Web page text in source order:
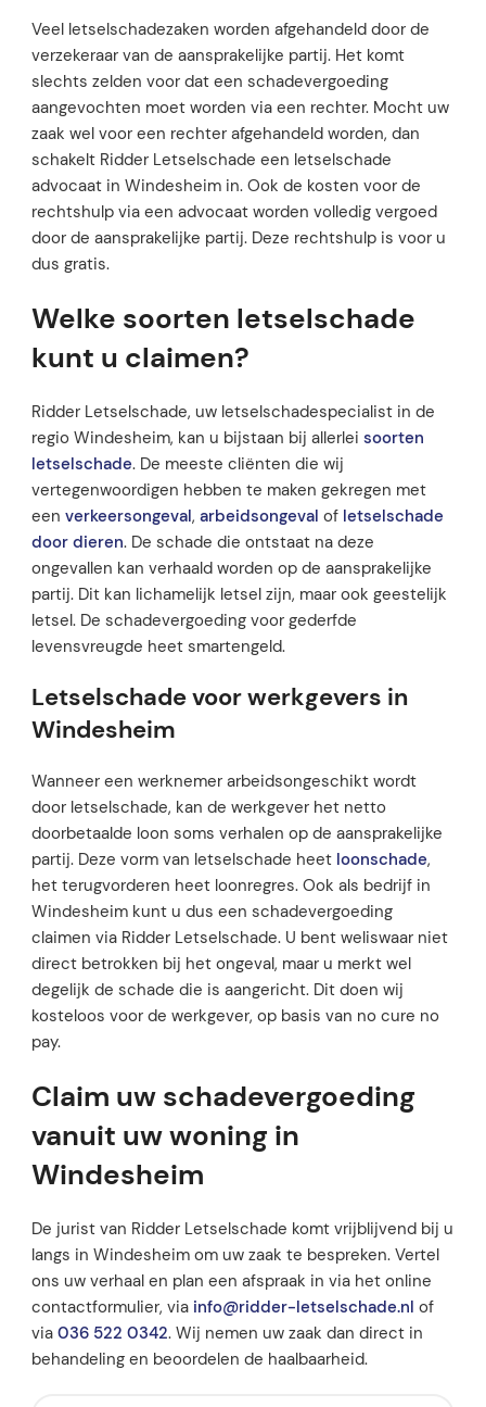
Veel letselschadezaken worden afgehandeld door de
verzekeraar van de aansprakelijke partij. Het komt
slechts zelden voor dat een schadevergoeding
aangevochten moet worden via een rechter. Mocht uw
zaak wel voor een rechter afgehandeld worden, dan
schakelt Ridder Letselschade een letselschade
advocaat in Windesheim in. Ook de kosten voor de
rechtshulp via een advocaat worden volledig vergoed
door de aansprakelijke partij. Deze rechtshulp is voor u
dus gratis.
Welke soorten letselschade
kunt u claimen?
Ridder Letselschade, uw letselschadespecialist in de
regio Windesheim, kan u bijstaan bij allerlei soorten
letselschade. De meeste cliënten die wij
vertegenwoordigen hebben te maken gekregen met
een verkeersongeval, arbeidsongeval of letselschade
door dieren. De schade die ontstaat na deze
ongevallen kan verhaald worden op de aansprakelijke
partij. Dit kan lichamelijk letsel zijn, maar ook geestelijk
letsel. De schadevergoeding voor gederfde
levensvreugde heet smartengeld.
Letselschade voor werkgevers in
Windesheim
Wanneer een werknemer arbeidsongeschikt wordt
door letselschade, kan de werkgever het netto
doorbetaalde loon soms verhalen op de aansprakelijke
partij. Deze vorm van letselschade heet loonschade,
het terugvorderen heet loonregres. Ook als bedrijf in
Windesheim kunt u dus een schadevergoeding
claimen via Ridder Letselschade. U bent weliswaar niet
direct betrokken bij het ongeval, maar u merkt wel
degelijk de schade die is aangericht. Dit doen wij
kosteloos voor de werkgever, op basis van no cure no
pay.
Claim uw schadevergoeding
vanuit uw woning in
Windesheim
De jurist van Ridder Letselschade komt vrijblijvend bij u
langs in Windesheim om uw zaak te bespreken. Vertel
ons uw verhaal en plan een afspraak in via het online
contactformulier, via info@ridder-letselschade.nl of
via 036 522 0342. Wij nemen uw zaak dan direct in
behandeling en beoordelen de haalbaarheid.